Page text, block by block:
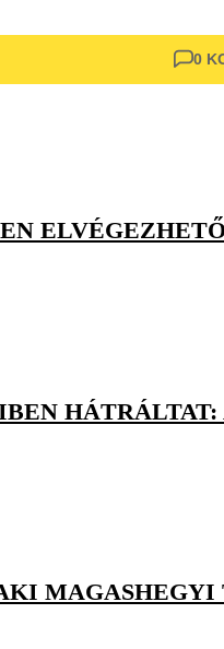
0
MAGASHEGYI